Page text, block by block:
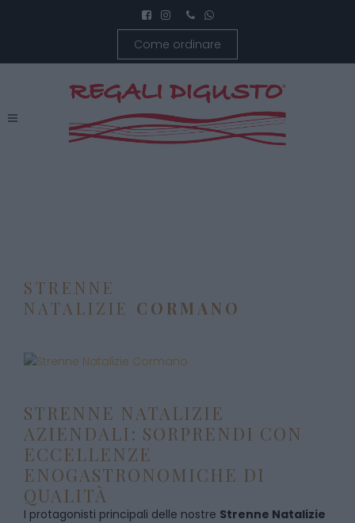
Come ordinare
STRENNE
NATALIZIE CORMANO
STRENNE NATALIZIE
AZIENDALI: SORPRENDI CON
ECCELLENZE
ENOGASTRONOMICHE DI
QUALITÀ
I protagonisti principali delle nostre Strenne Natalizie